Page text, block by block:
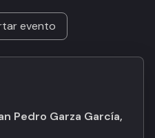
evento
Pedro Garza García,